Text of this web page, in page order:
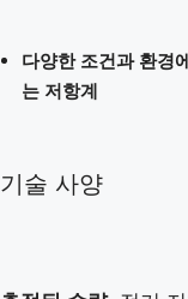
다양한 조건과 환경
는 저항계
기술 사양